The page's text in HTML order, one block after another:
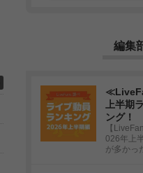
編集
上半期
ング！
【
026年上
が多かっ